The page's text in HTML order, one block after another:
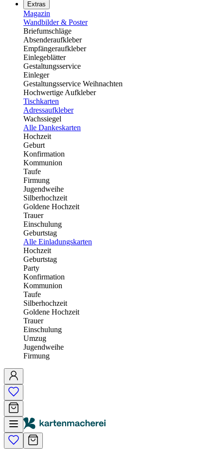
Extras
Magazin
Wandbilder & Poster
Briefumschläge
Absenderaufkleber
Empfängeraufkleber
Einlegeblätter
Gestaltungsservice
Einleger
Gestaltungsservice Weihnachten
Hochwertige Aufkleber
Tischkarten
Adressaufkleber
Wachssiegel
Alle Dankeskarten
Hochzeit
Geburt
Konfirmation
Kommunion
Taufe
Firmung
Jugendweihe
Silberhochzeit
Goldene Hochzeit
Trauer
Einschulung
Geburtstag
Alle Einladungskarten
Hochzeit
Geburtstag
Party
Konfirmation
Kommunion
Taufe
Silberhochzeit
Goldene Hochzeit
Trauer
Einschulung
Umzug
Jugendweihe
Firmung